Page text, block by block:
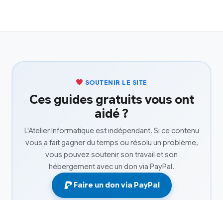
SOUTENIR LE SITE
Ces guides gratuits vous ont
aidé ?
L'Atelier Informatique est indépendant. Si ce contenu
vous a fait gagner du temps ou résolu un problème,
vous pouvez soutenir son travail et son
hébergement avec un don via PayPal.
Faire un don via PayPal